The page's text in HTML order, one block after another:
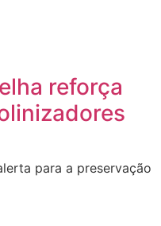
reforça
para a preservação